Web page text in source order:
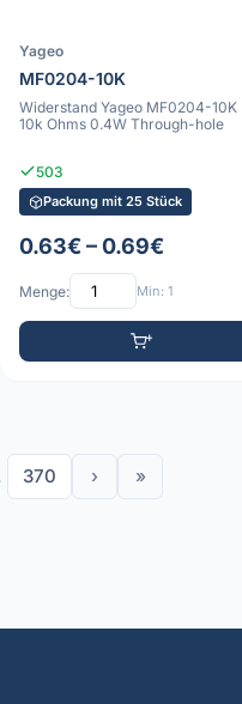
Yageo
MF0204-10K
Widerstand Yageo MF0204-10K
10k Ohms 0.4W Through-hole
503
Packung mit 25 Stück
0.63€ – 0.69€
Menge: Min: 1
370 › »